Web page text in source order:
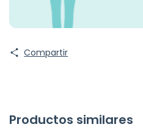
Compartir
Productos similares